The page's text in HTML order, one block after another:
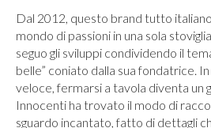
Dal 2012, questo brand tutto
mondo di passioni in una sola
seguo gli sviluppi condividendo il
belle” coniato dalla sua fondatrice.
veloce, fermarsi a tavola diventa un
Innocenti ha trovato il modo di
sguardo incantato, fatto di dettagli